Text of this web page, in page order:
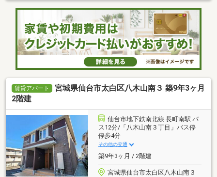
賃貸アパート
宮城県仙台市太白区八木山南３ 築9年3ヶ月
2階建
仙台市地下鉄南北線 長町南駅 バ
ス12分/「八木山南３丁目」バス停
停歩4分
その他の交通
築9年3ヶ月 / 2階建
宮城県仙台市太白区八木山南３